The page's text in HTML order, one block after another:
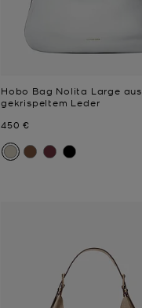
Hobo Bag Nolita Large aus
gekrispeltem Leder
Jetzt
450 €